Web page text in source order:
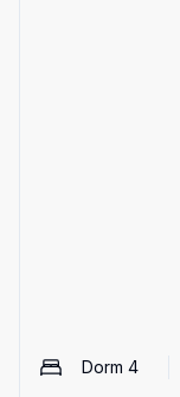
Dorm 4